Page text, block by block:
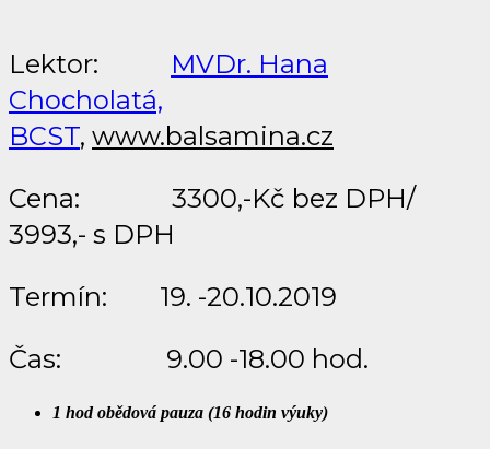
Lektor:
MVDr. Hana
Chocholatá,
BCST, www.balsamina.cz
Cena: 3300,-Kč bez DPH/
3993,- s DPH
Termín: 19. -20.10.2019
Čas: 9.00 -18.00 hod.
1 hod obědová pauza (16 hodin výuky)